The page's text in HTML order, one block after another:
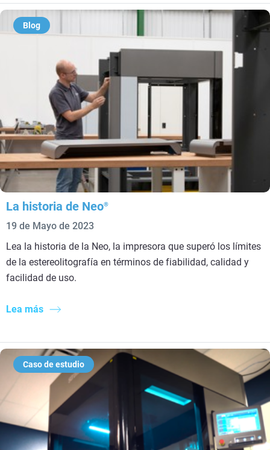
Blog
La historia de Neo®
19 de Mayo de 2023
Lea la historia de la Neo, la impresora que superó los límites
de la estereolitografía en términos de fiabilidad, calidad y
facilidad de uso. ​
Lea más
Caso de estudio